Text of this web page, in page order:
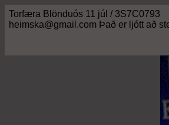
Torfæra Blönduós 11 júl / 3S7C0793
heimska@gmail.com Það er ljótt að